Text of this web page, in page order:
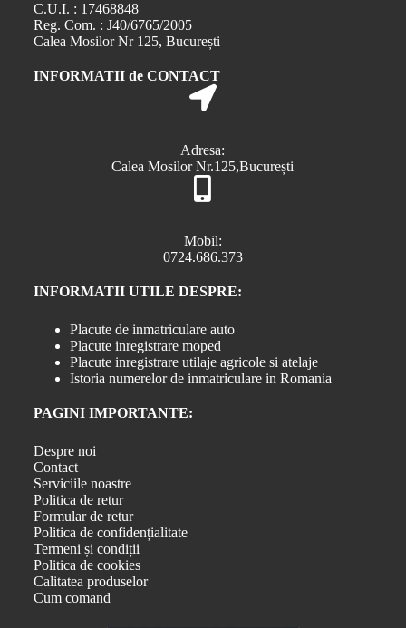
C.U.I. : 17468848
Reg. Com. : J40/6765/2005
Calea Mosilor Nr 125, București
INFORMATII de CONTACT
Adresa:
Calea Mosilor Nr.125,București
Mobil:
0724.686.373
INFORMATII UTILE DESPRE:
Placute de inmatriculare auto
Placute inregistrare moped
Placute inregistrare utilaje agricole si atelaje
Istoria numerelor de inmatriculare in Romania
PAGINI IMPORTANTE:
Despre noi
Contact
Serviciile noastre
Politica de retur
Formular de retur
Politica de confidențialitate
Termeni și condiții
Politica de cookies
Calitatea produselor
Cum comand